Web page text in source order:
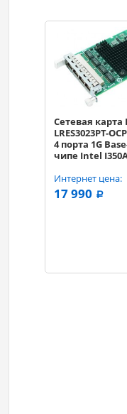
Сетевая карта
LRES3023PT-
4 порта 1G
чипе Intel
Интернет цена:
17 990 a